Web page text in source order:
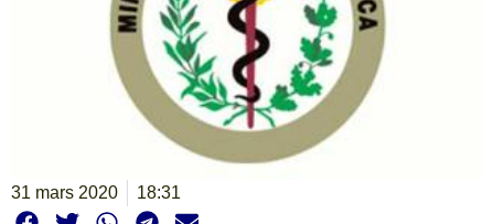
31 mars 2020 18:31